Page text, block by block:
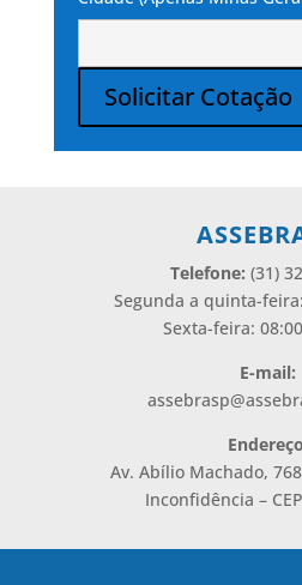
Solicitar Cotação
Telefone: (31)
Segunda a quinta-
Sexta-feira:
E-mail:
Av. Abílio Machado,
Inconfidência –